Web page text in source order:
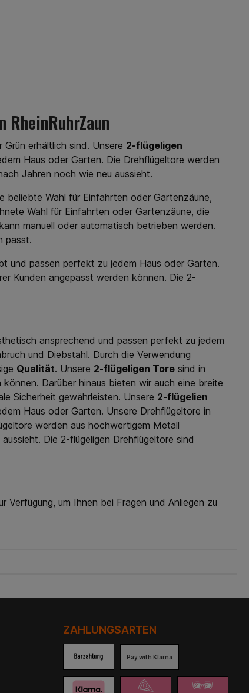
erhältlich sind. Unsere 2-flügeligen
Haus oder Garten. Die Drehflügeltore werden
Jahren noch wie neu aussieht.
beliebte Wahl für Einfahrten oder Gartenzäune,
Wahl für Einfahrten oder Gartenzäune, die
manuell oder automatisch betrieben werden.
passt.
und passen perfekt zu jedem Haus oder Garten.
Kunden angepasst werden können. Die 2-
ansprechend und passen perfekt zu jedem
und Diebstahl. Durch die Verwendung
Qualität. Unsere 2-flügeligen Tore sind in
Darüber hinaus bieten wir auch eine breite
Sicherheit gewährleisten. Unsere 2-flügelien
Haus oder Garten. Unsere Drehflügeltore in
werden aus hochwertigem Metall
Die 2-flügeligen Drehflügeltore sind
um Ihnen bei Fragen und Anliegen zu
ZAHLUNGSARTEN
Pay with Klarna